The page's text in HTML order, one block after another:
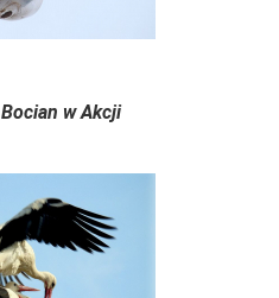
Bocian w Akcji